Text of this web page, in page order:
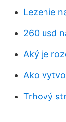
Lezenie
260 usd
Aký je
Ako
Trhový